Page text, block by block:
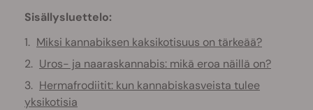
Sisällysluettelo:
Miksi kannabiksen kaksikotisuus on tärkeää?
Uros- ja naaraskannabis: mikä eroa näillä on?
Hermafrodiitit: kun kannabiskasveista tulee
yksikotisia